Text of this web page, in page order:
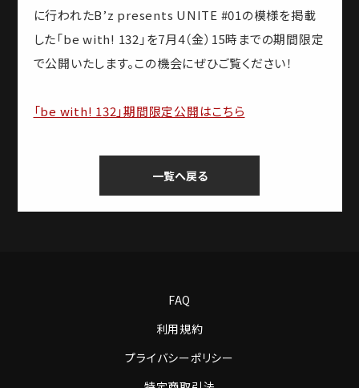
に行われたB’z presents UNITE #01の模様を掲載
した「be with! 132」を7月4（金）15時までの期間限定
で公開いたします。この機会にぜひご覧ください！
「be with! 132」期間限定公開はこちら
一覧へ戻る
FAQ
利用規約
プライバシーポリシー